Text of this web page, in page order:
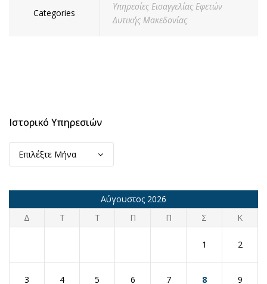
Categories
Υπηρεσίες Εισαγγελίας Εφετών
Δυτικής Μακεδονίας
Ιστορικό Υπηρεσιών
Ιστορικό
Υπηρεσιών
Αύγουστος 2026
Δ
Τ Τ Π Π Σ Κ
1 2
3 4 5 6 7 8 9